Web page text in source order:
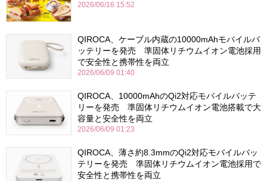
2026/06/16 15:52
QIROCA、ケーブル内蔵の10000mAhモバイルバ
ッテリーを発売 準固体リチウムイオン電池採用
で安全性と携帯性を両立
2026/06/09 01:40
QIROCA、10000mAhのQi2対応モバイルバッテ
リーを発売 準固体リチウムイオン電池搭載で大
容量と安全性を両立
2026/06/09 01:23
QIROCA、薄さ約8.3mmのQi2対応モバイルバッ
テリーを発売 準固体リチウムイオン電池採用で
安全性と携帯性を両立